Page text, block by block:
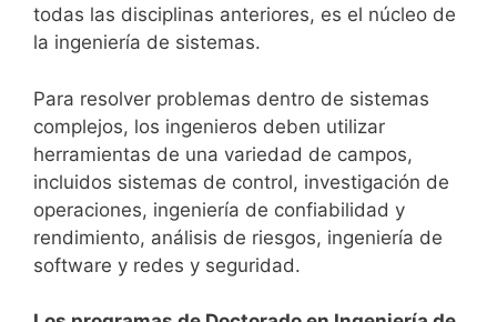
todas las disciplinas anteriores, es el núcleo de
la ingeniería de sistemas.
Para resolver problemas dentro de sistemas
complejos, los ingenieros deben utilizar
herramientas de una variedad de campos,
incluidos sistemas de control, investigación de
operaciones, ingeniería de confiabilidad y
rendimiento, análisis de riesgos, ingeniería de
software y redes y seguridad.